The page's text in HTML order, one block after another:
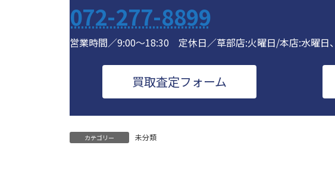
072-277-8899
営業時間／9:00～18:30 定休日／草部店:火曜日/本店:水曜日
買取査定フォーム
カテゴリー 未分類